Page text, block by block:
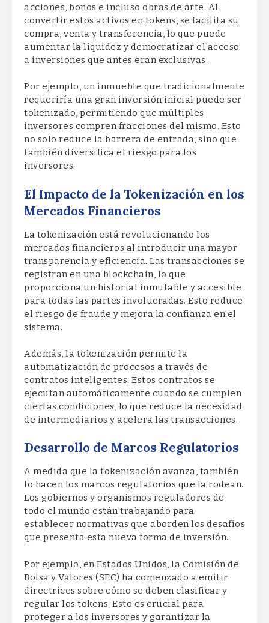
acciones, bonos e incluso obras de arte. Al
convertir estos activos en tokens, se facilita su
compra, venta y transferencia, lo que puede
aumentar la liquidez y democratizar el acceso
a inversiones que antes eran exclusivas.
Por ejemplo, un inmueble que tradicionalmente
requeriría una gran inversión inicial puede ser
tokenizado, permitiendo que múltiples
inversores compren fracciones del mismo. Esto
no solo reduce la barrera de entrada, sino que
también diversifica el riesgo para los
inversores.
El Impacto de la Tokenización en los
Mercados Financieros
La tokenización está revolucionando los
mercados financieros al introducir una mayor
transparencia y eficiencia. Las transacciones se
registran en una blockchain, lo que
proporciona un historial inmutable y accesible
para todas las partes involucradas. Esto reduce
el riesgo de fraude y mejora la confianza en el
sistema.
Además, la tokenización permite la
automatización de procesos a través de
contratos inteligentes. Estos contratos se
ejecutan automáticamente cuando se cumplen
ciertas condiciones, lo que reduce la necesidad
de intermediarios y acelera las transacciones.
Desarrollo de Marcos Regulatorios
A medida que la tokenización avanza, también
lo hacen los marcos regulatorios que la rodean.
Los gobiernos y organismos reguladores de
todo el mundo están trabajando para
establecer normativas que aborden los desafíos
que presenta esta nueva forma de inversión.
Por ejemplo, en Estados Unidos, la Comisión de
Bolsa y Valores (SEC) ha comenzado a emitir
directrices sobre cómo se deben clasificar y
regular los tokens. Esto es crucial para
proteger a los inversores y garantizar la